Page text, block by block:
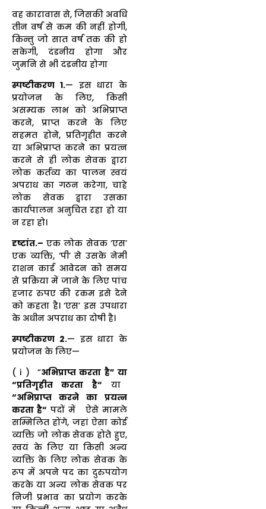
वह कारावास से, जिसकी अवधि
तीन वर्ष से कम की नहीं होगी,
किन्तु जो सात वर्ष तक की हो
सकेगी, दंडनीय होगा और
जुमनि से भी दंडनीय होगा
स्पष्टीकरण 1.— इस धारा के
प्रयोजन के लिए, किसी
असम्यक लाभ को अभिप्राप्त
करने, प्राप्त करने के लिए
सहमत होने, प्रतिगृहीत करने
या अभिप्राप्त करने का प्रयत्न
करने से ही लोक सेवक द्वारा
लोक कर्तव्य का पालन स्वयं
अपराध का गठन करेगा, चाहे
लोक सेवक द्वारा उसका
कार्यपालन अनुचित रहा हो या
न रहा हो।
दृष्टांत.– एक लोक सेवक ‘एस’
एक व्यक्ति, ‘पी’ से उसके नेमी
राशन कार्ड आवेदन को समय
से प्रक्रिया में जाने के लिए पांच
हजार रुपए की रकम इसे देने
को कहता है। ‘एस’ इस उपधारा
के अधीन अपराध का दोषी है।
स्पष्टीकरण 2.— इस धारा के
प्रयोजन के लिए—
( i ) “अभिप्राप्त करता है”या
“प्रतिगृहीत करता है“ या
“अभिप्राप्त करने का प्रयत्न
करता है“ पदों में ऐसे मामले
सम्मिलित होंगे, जहां ऐसा कोई
व्यक्ति जो लोक सेवक होते हुए,
स्वयं के लिए या किसी अन्य
व्यक्ति के लिए लोक सेवक के
रूप में अपने पद का दुरुपयोग
करके या अन्य लोक सेवक पर
निजी प्रभाव का प्रयोग करके